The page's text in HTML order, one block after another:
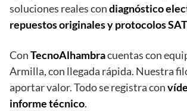
soluciones reales condiagnóstico
repuestos originales y protocolos SAT
ConTecnoAlhambracuentas con
Armilla, con llegada rápida. Nuestra
aportar valor. Todo se registra con
informe técnico.